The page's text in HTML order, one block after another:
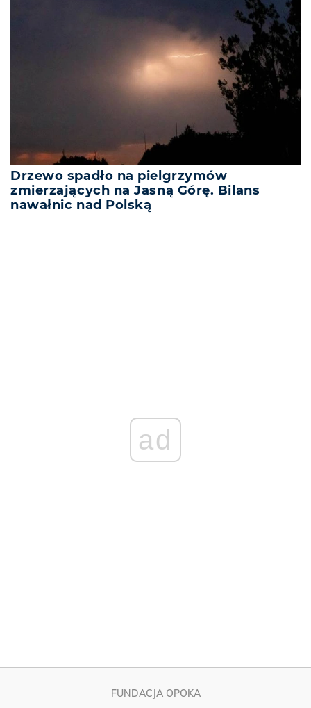
Drzewo spadło na pielgrzymów
zmierzających na Jasną Górę. Bilans
nawałnic nad Polską
FUNDACJA OPOKA